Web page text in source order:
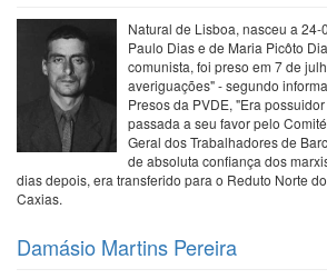
Natural de Lisboa, nasceu a
Paulo Dias e de Maria Picôto
comunista, foi preso em 7 de
averiguações" - segundo
Presos da PVDE, "Era
passada a seu favor pelo
Geral dos Trabalhadores de
de absoluta confiança dos
dias depois, era transferido para o Reduto Norte
Caxias.
Damásio Martins Pereira